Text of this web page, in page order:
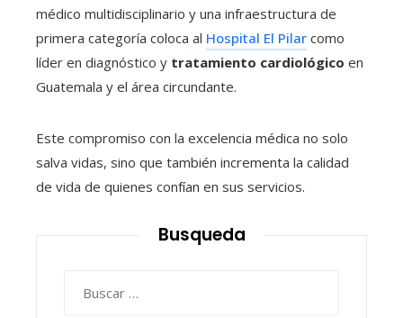
médico multidisciplinario y una infraestructura de
primera categoría coloca al Hospital El Pilar como
líder en diagnóstico y tratamiento cardiológico en
Guatemala y el área circundante.
Este compromiso con la excelencia médica no solo
salva vidas, sino que también incrementa la calidad
de vida de quienes confían en sus servicios.
Busqueda